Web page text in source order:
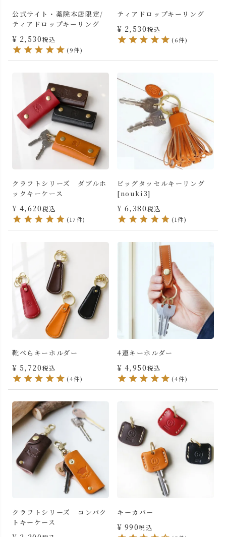
公式サイト・薬院本店限定/
ティアドロップキーリング
¥ 2,530税込
(9件)
ティアドロップキーリング
¥ 2,530税込
(6件)
クラフトシリーズ ダブルホ
ックキーケース
¥ 4,620税込
(17件)
ビッグタッセルキーリング
[nouki3]
¥ 6,380税込
(1件)
靴べらキーホルダー
¥ 5,720税込
(4件)
4連キーホルダー
¥ 4,950税込
(4件)
クラフトシリーズ コンパク
トキーケース
キーカバー
¥ 990税込